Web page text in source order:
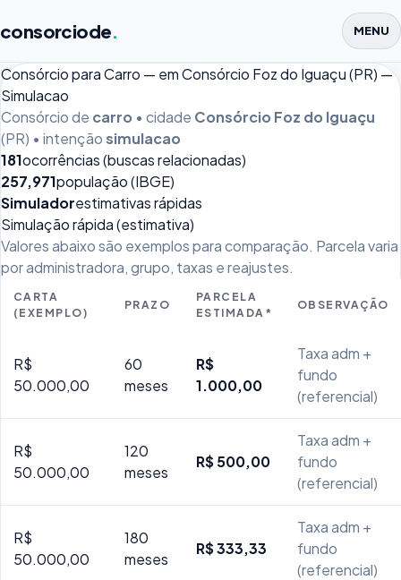
consorciode. MENU
Consórcio para Carro — em Consórcio Foz do Iguaçu (PR) —
Simulacao
Consórcio de carro • cidade Consórcio Foz do Iguaçu
(PR) • intençãosimulacao
181ocorrências (buscas relacionadas)
257,971população (IBGE)
Simuladorestimativas rápidas
Simulação rápida (estimativa)
Valores abaixo são exemplos para comparação. Parcela varia
por administradora, grupo, taxas e reajustes.
CARTA
(EXEMPLO)
PRAZO
PARCELA
ESTIMADA*
OBSERVAÇÃO
R$
50.000,00
60
meses
R$
1.000,00
Taxa adm +
fundo
(referencial)
R$
50.000,00
120
meses
R$ 500,00
Taxa adm +
fundo
(referencial)
R$
50.000,00
180
meses
R$ 333,33
Taxa adm +
fundo
(referencial)